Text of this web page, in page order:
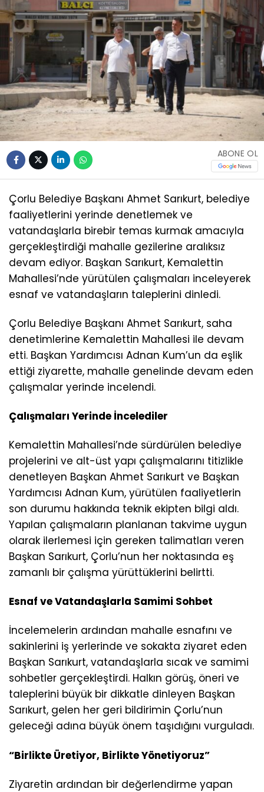
ABONE OL
Çorlu Belediye Başkanı Ahmet Sarıkurt, belediye
faaliyetlerini yerinde denetlemek ve
vatandaşlarla birebir temas kurmak amacıyla
gerçekleştirdiği mahalle gezilerine aralıksız
devam ediyor. Başkan Sarıkurt, Kemalettin
Mahallesi’nde yürütülen çalışmaları inceleyerek
esnaf ve vatandaşların taleplerini dinledi.
Çorlu Belediye Başkanı Ahmet Sarıkurt, saha
denetimlerine Kemalettin Mahallesi ile devam
etti. Başkan Yardımcısı Adnan Kum’un da eşlik
ettiği ziyarette, mahalle genelinde devam eden
çalışmalar yerinde incelendi.
Çalışmaları Yerinde İncelediler
Kemalettin Mahallesi’nde sürdürülen belediye
projelerini ve alt-üst yapı çalışmalarını titizlikle
denetleyen Başkan Ahmet Sarıkurt ve Başkan
Yardımcısı Adnan Kum, yürütülen faaliyetlerin
son durumu hakkında teknik ekipten bilgi aldı.
Yapılan çalışmaların planlanan takvime uygun
olarak ilerlemesi için gereken talimatları veren
Başkan Sarıkurt, Çorlu’nun her noktasında eş
zamanlı bir çalışma yürüttüklerini belirtti.
Esnaf ve Vatandaşlarla Samimi Sohbet
İncelemelerin ardından mahalle esnafını ve
sakinlerini iş yerlerinde ve sokakta ziyaret eden
Başkan Sarıkurt, vatandaşlarla sıcak ve samimi
sohbetler gerçekleştirdi. Halkın görüş, öneri ve
taleplerini büyük bir dikkatle dinleyen Başkan
Sarıkurt, gelen her geri bildirimin Çorlu’nun
geleceği adına büyük önem taşıdığını vurguladı.
“Birlikte Üretiyor, Birlikte Yönetiyoruz”
Ziyaretin ardından bir değerlendirme yapan